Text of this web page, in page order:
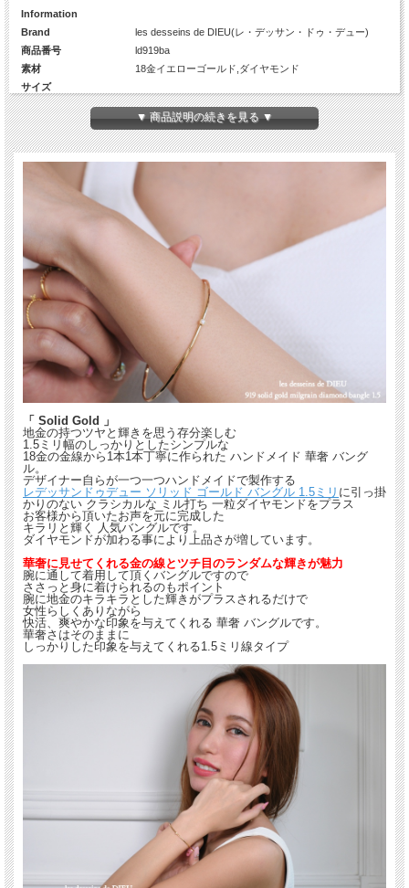
Information
Brand
les desseins de DIEU(レ・デッサン・ドゥ・デュー)
商品番号
ld919ba
素材
18金イエローゴールド,ダイヤモンド
サイズ
金線の太さ
約1.5ミリ
円周
19センチ
幅、厚み
幅約1.6ミリ前後、厚み約1.4ミリ前後
ダイヤモンドの爪サイズ 高さ：約3.0ミリ、幅：約3.0ミリ、厚み：約1.45ミリ
1Pc(約2.2ミリ×1)
約0.04ct
日本
地金の持つツヤと輝きを思う存分楽しむ。
1.5ミリ幅のしっかりとしたシンプルな18金の金線から1本1本丁寧に作られた ハン
ドメイド 華奢 バングルに、に引っ掛かりのない クラシカルな ミル打ち 一粒ダイ
デザイナー自らが一つ一つハンドメイドで製作する人気のシンプル バングルの1.5
ダイヤモンドが加わる事により上品さが増しています。
華奢に見せてくれる金の線とツチ目のランダムな輝きが魅力です。
華奢さはそのままに、しっかりした印象を与えてくれる1.5ミリ線タイプ。
▼ 商品説明の続きを見る ▼
「 Solid Gold 」
地金の持つツヤと輝きを思う存分楽しむ
1.5ミリ幅のしっかりとしたシンプルな
18金の金線から1本1本丁寧に作られた ハンドメイド 華奢 バング
ル。
デザイナー自らが一つ一つハンドメイドで製作する
レデッサンドゥデュー ソリッド ゴールド バングル 1.5ミリ に引っ掛
かりのない クラシカルな ミル打ち 一粒ダイヤモンドをプラス
お客様から頂いたお声を元に完成した
キラリと輝く 人気バングルです。
ダイヤモンドが加わる事により上品さが増しています。
華奢に見せてくれる金の線とツチ目のランダムな輝きが魅力
腕に通して着用して頂くバングルですので
ささっと身に着けられるのもポイント
腕に地金のキラキラとした輝きがプラスされるだけで
女性らしくありながら
快活、爽やかな印象を与えてくれる 華奢 バングルです。
華奢さはそのままに
しっかりした印象を与えてくれる1.5ミリ線タイプ